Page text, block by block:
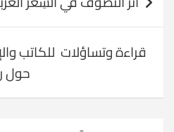
المقالات
قراءة وتساؤلات للكاتب
حول